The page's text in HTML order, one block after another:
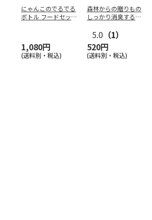
にゃんこのでるでる
ボトル フードセッ
1,080円
(送料別・税込)
森林からの贈りもの
しっかり消臭するひ
5.0 （1）
520円
(送料別・税込)